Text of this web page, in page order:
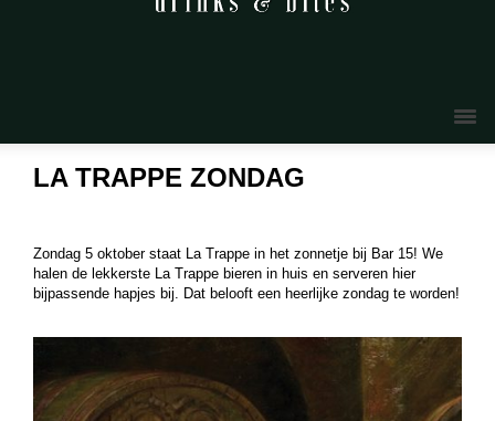
LA TRAPPE ZONDAG
Zondag 5 oktober staat La Trappe in het zonnetje bij Bar 15! We
halen de lekkerste La Trappe bieren in huis en serveren hier
bijpassende hapjes bij. Dat belooft een heerlijke zondag te worden!